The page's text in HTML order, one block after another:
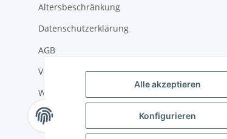
Alle akzeptieren
Konfigurieren
Altersbeschränkung
Datenschutzerklärung
AGB
Versand- und Zahlungsbedingungen
Widerrufsrecht